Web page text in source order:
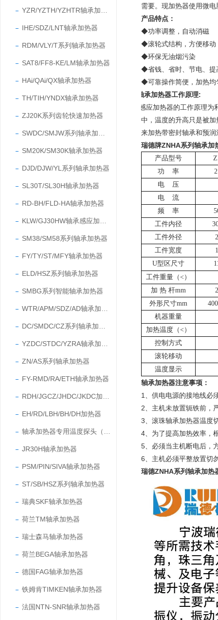
IHE/SDZ/LNT轴承加热器
RDM/VLY/T系列轴承加热器
SAT8/FF8-KE/LM轴承加热器
HAi/QAi/QX轴承加热器
TH/TIH/YNDX轴承加热器
ZJ20K系列齿轮快速加热器
SM20K/SM30K轴承加热器
DJD/DJW/YL系列轴承加热器
SL30T/SL30H轴承加热器
RD-BH/FLD-HA轴承加热器
SM38/SM58系列轴承加热器
FY/TY/ST/MFY轴承加热器
ELD/HSZ系列轴承加热器
SMBG系列智能轴承加热器
ZN/AS系列轴承加热器
FY-RMD/RA/ETH轴承加热器
EH/RD/LBH/BH/DH加热器
JR30H轴承加热器
PSM/PIN/SIVA轴承加热器
ST/SB/HSZ系列轴承加热器
瑞典SKF轴承加热器
荷兰TM轴承加热器
瑞士森马轴承加热器
荷兰BEGA轴承加热器
德国FAG轴承加热器
铁姆肯TIMKEN轴承加热器
法国NTN-SNR轴承加热器
需要。 现加热器使用微
产品特点：
◆功率调整，自动消磁
◆滚轮式结构，方便移动
◆环保无油烟污染
◆省钱、省时、节电、提
◆可靠操作简便，加热均
轴承加热器工作原理:
感应加热器的工作原理为
中，温度的升高只是被
来加热带密封轴承和预润
瑞德牌ZNHA系列轴承加
产品型号
功 率
电 压
电 流
频 率
工件内径
工件外径
工件宽度
U型区尺寸
工件重量（<）
加 热 杆mm
外形尺寸mm
机器重量
加热温度（<）
控制方式
滚轮移动
温度显示
轴承加热器注意事项 ：
1、供电电源的接地线必
2、主机未放置轭铁前，
3、滚珠轴承加热器温度
4、为了提高加热效率，
5、 必须当主机断电后，
6、 主机必须平整放置切
瑞德ZNHA系列轴承加热